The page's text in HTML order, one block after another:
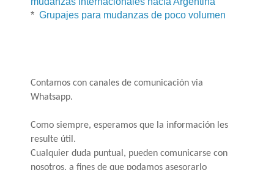
* Grupajes para mudanzas de poco volumen
Contamos con canales de comunicación via
Whatsapp.
Como siempre, esperamos que la información les
resulte útil.
Cualquier duda puntual, pueden comunicarse con
nosotros, a fines de que podamos asesorarlo